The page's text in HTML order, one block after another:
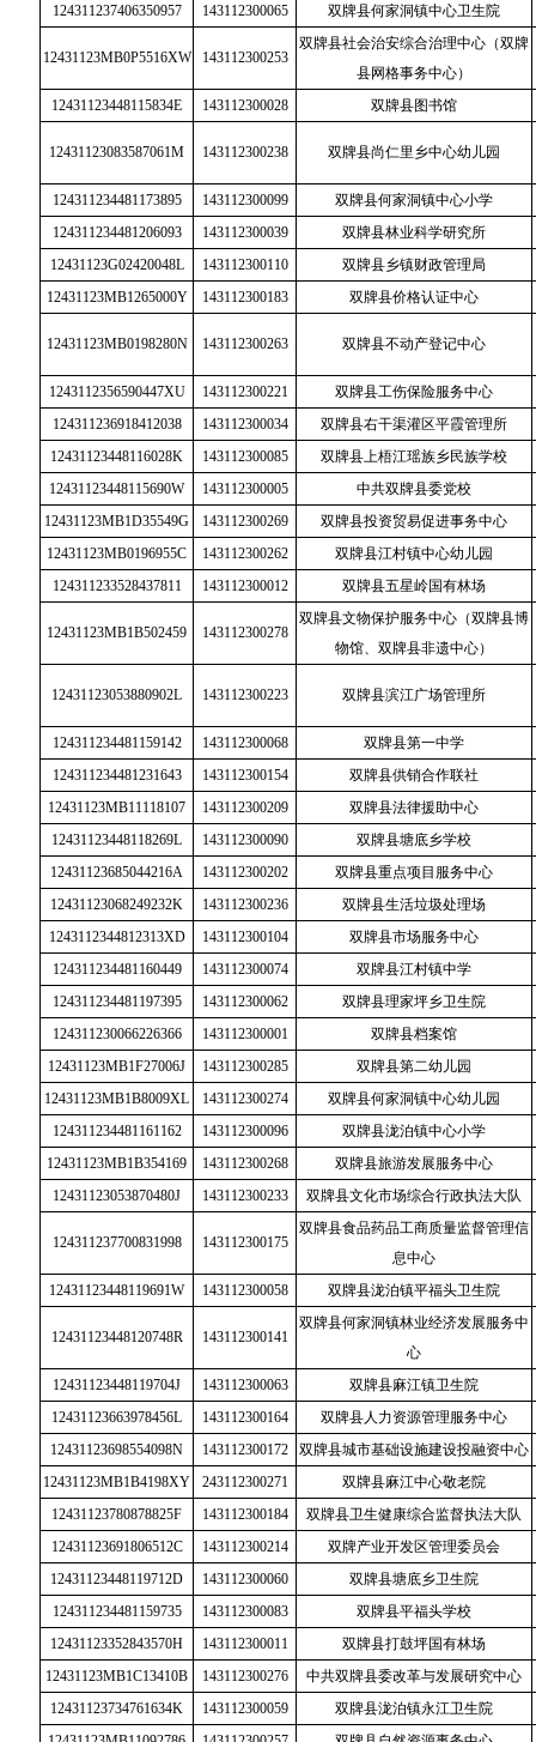
124311237406350957
143112300065 双牌县何家洞镇中心卫生院
12431123MB0P5516XW 143112300253
双牌县社会治安综合治理中心（双牌
县网格事务中心）
12431123448115834E
143112300028 双牌县图书馆
12431123083587061M 143112300238 双牌县尚仁里乡中心幼儿园
124311234481173895 143112300099
双牌县何家洞镇中心小学
124311234481206093
143112300039
双牌县林业科学研究所
12431123G02420048L
143112300110
双牌县乡镇财政管理局
12431123MB1265000Y
143112300183 双牌县价格认证中心
12431123MB0198280N 143112300263 双牌县不动产登记中心
1243112356590447XU 143112300221
双牌县工伤保险服务中心
124311236918412038
143112300034
双牌县右干渠灌区平霞管理所
12431123448116028K
143112300085
双牌县上梧江瑶族乡民族学校
12431123448115690W
143112300005
中共双牌县委党校
12431123MB1D35549G
143112300269
双牌县投资贸易促进事务中心
12431123MB0196955C
143112300262
双牌县江村镇中心幼儿园
124311233528437811
143112300012 双牌县五星岭国有林场
12431123MB1B502459 143112300278
双牌县文物保护服务中心（双牌县博
物馆、双牌县非遗中心）
12431123053880902L 143112300223 双牌县滨江广场管理所
124311234481159142 143112300068
双牌县第一中学
124311234481231643
143112300154
双牌县供销合作联社
12431123MB11118107
143112300209
双牌县法律援助中心
12431123448118269L
143112300090
双牌县塘底乡学校
12431123685044216A
143112300202
双牌县重点项目服务中心
12431123068249232K
143112300236
双牌县生活垃圾处理场
1243112344812313XD
143112300104
双牌县市场服务中心
124311234481160449
143112300074
双牌县江村镇中学
124311234481197395
143112300062
双牌县理家坪乡卫生院
124311230066226366
143112300001
双牌县档案馆
12431123MB1F27006J
143112300285
双牌县第二幼儿园
12431123MB1B8009XL
143112300274
双牌县何家洞镇中心幼儿园
124311234481161162
143112300096
双牌县泷泊镇中心小学
12431123MB1B354169
143112300268
双牌县旅游发展服务中心
12431123053870480J
143112300233 双牌县文化市场综合行政执法大队
124311237700831998 143112300175
双牌县食品药品工商质量监督管理信
息中心
12431123448119691W
143112300058 双牌县泷泊镇平福头卫生院
12431123448120748R 143112300141
双牌县何家洞镇林业经济发展服务中
心
12431123448119704J
143112300063
双牌县麻江镇卫生院
12431123663978456L
143112300164
双牌县人力资源管理服务中心
12431123698554098N
143112300172
双牌县城市基础设施建设投融资中心
12431123MB1B4198XY
243112300271
双牌县麻江中心敬老院
12431123780878825F
143112300184
双牌县卫生健康综合监督执法大队
12431123691806512C
143112300214
双牌产业开发区管理委员会
12431123448119712D
143112300060
双牌县塘底乡卫生院
124311234481159735
143112300083
双牌县平福头学校
12431123352843570H
143112300011
双牌县打鼓坪国有林场
12431123MB1C13410B
143112300276
中共双牌县委改革与发展研究中心
12431123734761634K
143112300059
双牌县泷泊镇永江卫生院